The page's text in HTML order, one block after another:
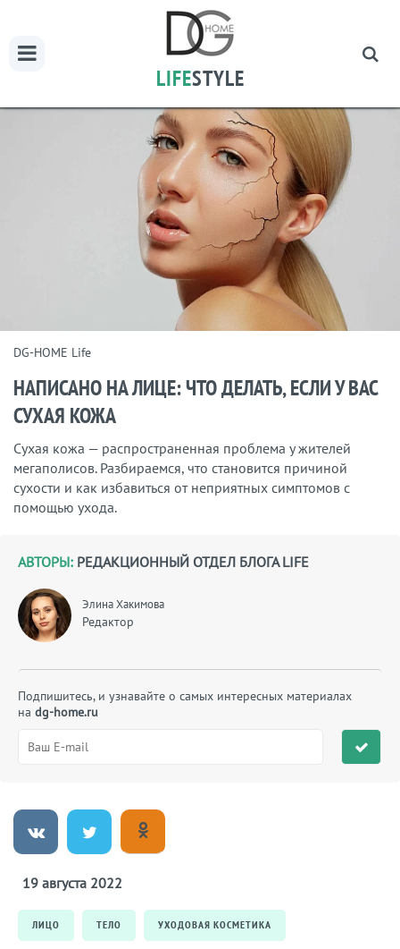
LIFESTYLE
DG-HOME Life
НАПИСАНО НА ЛИЦЕ: ЧТО ДЕЛАТЬ, ЕСЛИ У ВАС
СУХАЯ КОЖА
Сухая кожа — распространенная проблема у жителей
мегаполисов. Разбираемся, что становится причиной
сухости и как избавиться от неприятных симптомов с
помощью ухода.
АВТОРЫ: РЕДАКЦИОННЫЙ ОТДЕЛ БЛОГА LIFE
Элина Хакимова
Редактор
Подпишитесь, и узнавайте о самых интересных материалах
на dg-home.ru
19 августа 2022
ЛИЦО ТЕЛО УХОДОВАЯ КОСМЕТИКА